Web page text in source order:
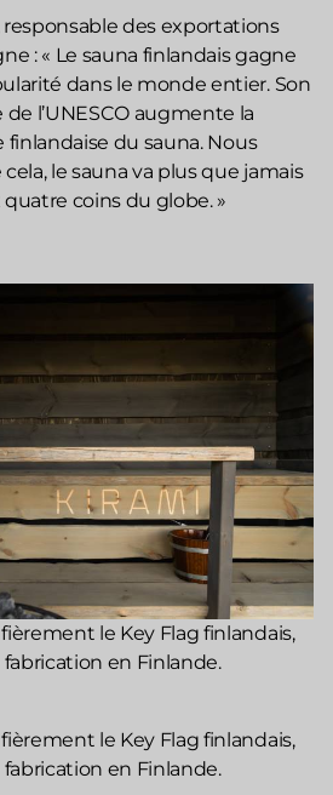
responsable des exportations
: « Le sauna finlandais gagne
dans le monde entier. Son
l’UNESCO augmente la
du sauna. Nous
le sauna va plus que jamais
coins du globe. »
le Key Flag finlandais,
en Finlande.
le Key Flag finlandais,
en Finlande.